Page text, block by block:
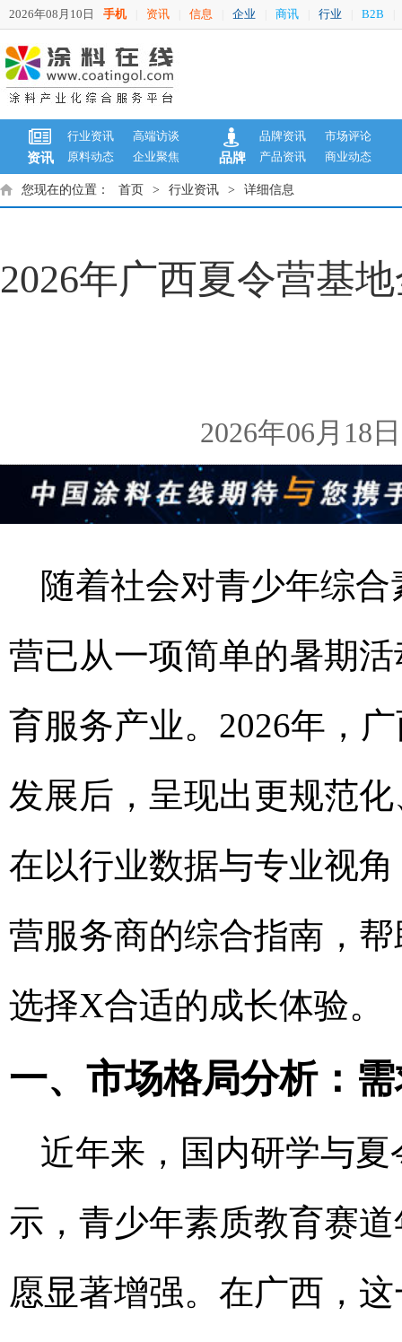
2026年08月10日 手机 资讯 信息 企业 商讯 行业 B2B
资讯
行业资讯
高端访谈
原料动态
企业聚焦 品牌
品牌资讯
市场评论
产品资讯
商业动态
您现在的位置： 首页 > 行业资讯 > 详细信息
2026年广西夏令营基
2026年06月
随着社会对青少年综
营已从一项简单的暑期
育服务产业。2026年，
发展后，呈现出更规范
在以行业数据与专业视
营服务商的综合指南，
选择X合适的成长体验。
一、市场格局分析：
近年来，国内研学与
示，青少年素质教育赛
愿显著增强。在广西，